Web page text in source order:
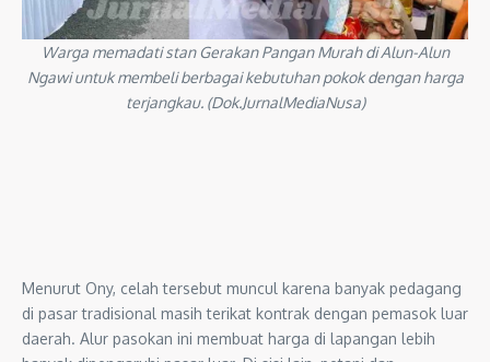
Warga memadati stan Gerakan Pangan Murah di Alun-Alun
Ngawi untuk membeli berbagai kebutuhan pokok dengan harga
terjangkau. (Dok.JurnalMediaNusa)
Menurut Ony, celah tersebut muncul karena banyak pedagang
di pasar tradisional masih terikat kontrak dengan pemasok luar
daerah. Alur pasokan ini membuat harga di lapangan lebih